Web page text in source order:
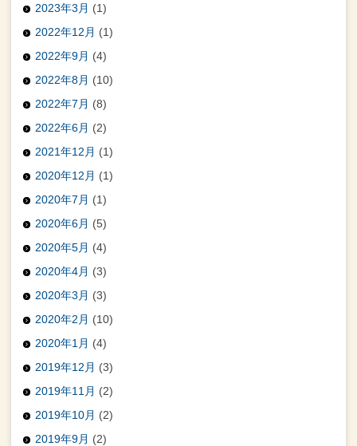
2023年3月 (1)
2022年12月 (1)
2022年9月 (4)
2022年8月 (10)
2022年7月 (8)
2022年6月 (2)
2021年12月 (1)
2020年12月 (1)
2020年7月 (1)
2020年6月 (5)
2020年5月 (4)
2020年4月 (3)
2020年3月 (3)
2020年2月 (10)
2020年1月 (4)
2019年12月 (3)
2019年11月 (2)
2019年10月 (2)
2019年9月 (2)